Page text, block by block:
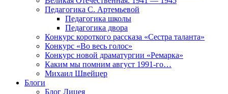
Педагогика С. Артемьевой
Педагогика школы
Педагогика двора
Конкурс короткого рассказа «Сестра таланта»
Конкурс «Во весь голос»
Конкурс новой драматургии «Ремарка»
Каким мы помним август 1991-го…
Михаил Швейцер
Блоги
Блог Лицея